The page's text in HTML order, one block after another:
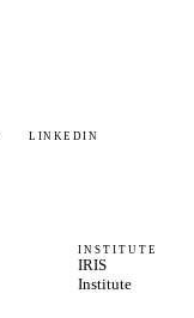
LINKEDIN
INSTITUTE
IRIS
Institute